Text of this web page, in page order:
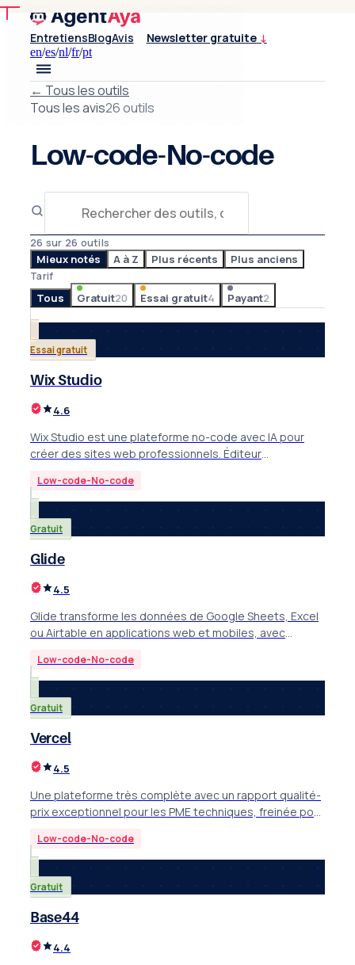
EntretiensBlogAvis Newsletter gratuite ↓
en/es/nl/fr/pt
← Tous les outils
Tous les avis26 outils
Low-code-No-code
26 sur 26 outils
Mieux notés A à Z Plus récents Plus anciens
Tarif
Tous Gratuit20 Essai gratuit4 Payant2
Essai gratuit
Wix Studio
4.6
Wix Studio est une plateforme no-code avec IA pour
créer des sites web professionnels. Éditeur
réel.
Low-code-No-code
Gratuit
Glide
4.5
Glide transforme les données de Google Sheets, Excel
ou Airtable en applications web et mobiles, avec
Low-code-No-code
Gratuit
Vercel
4.5
Une plateforme très complète avec un rapport qualité-
prix exceptionnel pour les PME techniques, freinée pour
interface et sa documentation uniquement en anglais.
Low-code-No-code
Gratuit
Base44
4.4